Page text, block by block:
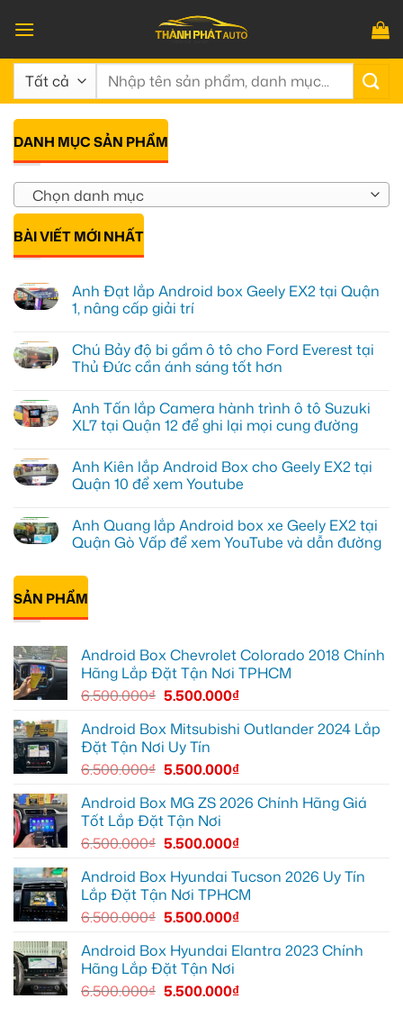
qua
nội
dung
Tìm
DANH MỤC SẢN PHẨM
Chọn danh mục
BÀI VIẾT MỚI NHẤT
Anh Đạt lắp Android box Geely EX2 tại Quận
1, nâng cấp giải trí
bình
luận
ở
lắp
Android
box
tại
Quận
1,
giải
trí
Chú Bảy độ bi gầm ô tô cho Ford Everest tại
Thủ Đức cần ánh sáng tốt hơn
bình
luận
ở
độ
bi
gầm
cho
Ford
Everest
Đức
cần
ánh
sáng
Anh Tấn lắp Camera hành trình ô tô Suzuki
XL7 tại Quận 12 để ghi lại mọi cung đường
bình
luận
ở
lắp
Camera
hành
Suzuki
XL7
tại
ghi
mọi
cung
Anh Kiên lắp Android Box cho Geely EX2 tại
Quận 10 để xem Youtube
bình
luận
ở
Android
Box
cho
tại
Quận
xem
Anh Quang lắp Android box xe Geely EX2 tại
Quận Gò Vấp để xem YouTube và dẫn đường
có
luận
ở
Anh
Android
box
Geely
EX2
Quận
Gò
Vấp
xem
dẫn
đường
SẢN PHẨM
Android Box Chevrolet Colorado 2018 Chính
Hãng Lắp Đặt Tận Nơi TPHCM
6.500.000₫ 5.500.000₫
Android Box Mitsubishi Outlander 2024 Lắp
Đặt Tận Nơi Uy Tín
6.500.000₫ 5.500.000₫
Android Box MG ZS 2026 Chính Hãng Giá
Tốt Lắp Đặt Tận Nơi
6.500.000₫ 5.500.000₫
Android Box Hyundai Tucson 2026 Uy Tín
Lắp Đặt Tận Nơi TPHCM
6.500.000₫ 5.500.000₫
Android Box Hyundai Elantra 2023 Chính
Hãng Lắp Đặt Tận Nơi
6.500.000₫ 5.500.000₫